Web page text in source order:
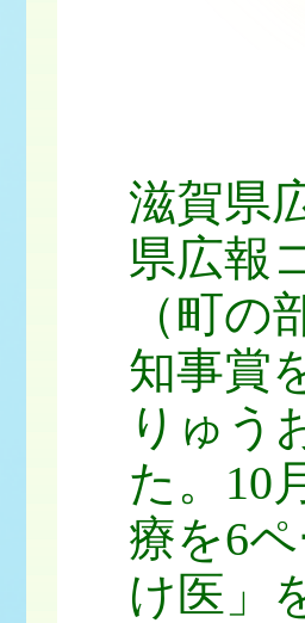
滋賀県
県広報
（町
知事賞
りゅう
た。10
療を6
け医」